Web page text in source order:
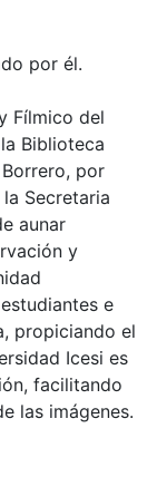
por él.
Fílmico del
Biblioteca
por
Secretaria
aunar
y
e
propiciando el
Icesi es
facilitando
las imágenes.